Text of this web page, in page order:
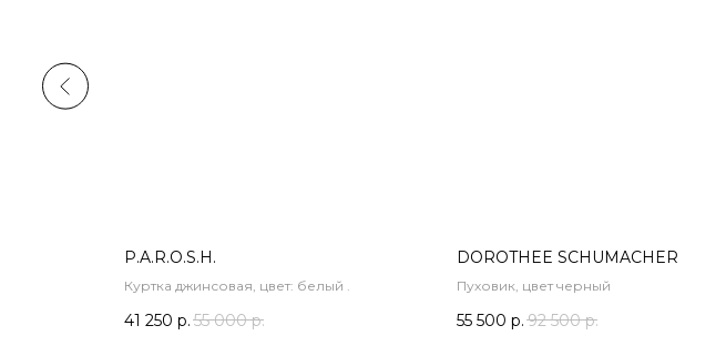
P.A.R.O.S.H.
Куртка джинсовая, цвет: белый .
41 250 р. 55 000 р.
DOROTHEE SCHUMACHER
Пуховик, цвет черный
55 500 р. 92 500 р.